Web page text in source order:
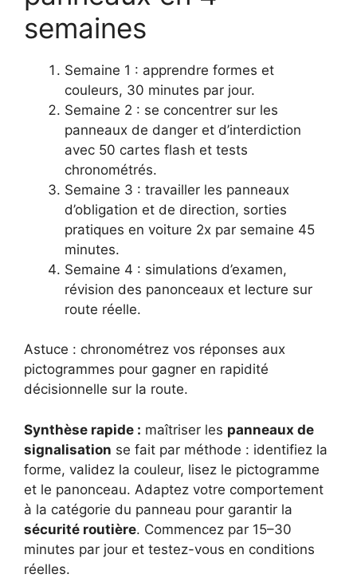
semaines
Semaine 1 : apprendre formes et
couleurs, 30 minutes par jour.
Semaine 2 : se concentrer sur les
panneaux de danger et d’interdiction
avec 50 cartes flash et tests
chronométrés.
Semaine 3 : travailler les panneaux
d’obligation et de direction, sorties
pratiques en voiture 2x par semaine 45
minutes.
Semaine 4 : simulations d’examen,
révision des panonceaux et lecture sur
route réelle.
Astuce : chronométrez vos réponses aux
pictogrammes pour gagner en rapidité
décisionnelle sur la route.
Synthèse rapide : maîtriser les panneaux de
signalisation se fait par méthode : identifiez la
forme, validez la couleur, lisez le pictogramme
et le panonceau. Adaptez votre comportement
à la catégorie du panneau pour garantir la
sécurité routière. Commencez par 15–30
minutes par jour et testez-vous en conditions
réelles.